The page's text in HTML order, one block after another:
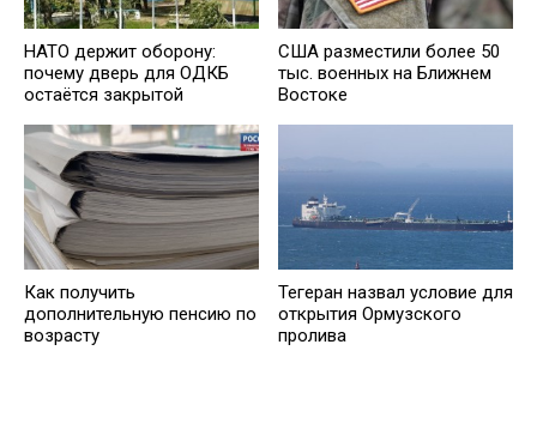
НАТО держит оборону:
почему дверь для ОДКБ
остаётся закрытой
США разместили более 50
тыс. военных на Ближнем
Востоке
Как получить
дополнительную пенсию по
возрасту
Тегеран назвал условие для
открытия Ормузского
пролива